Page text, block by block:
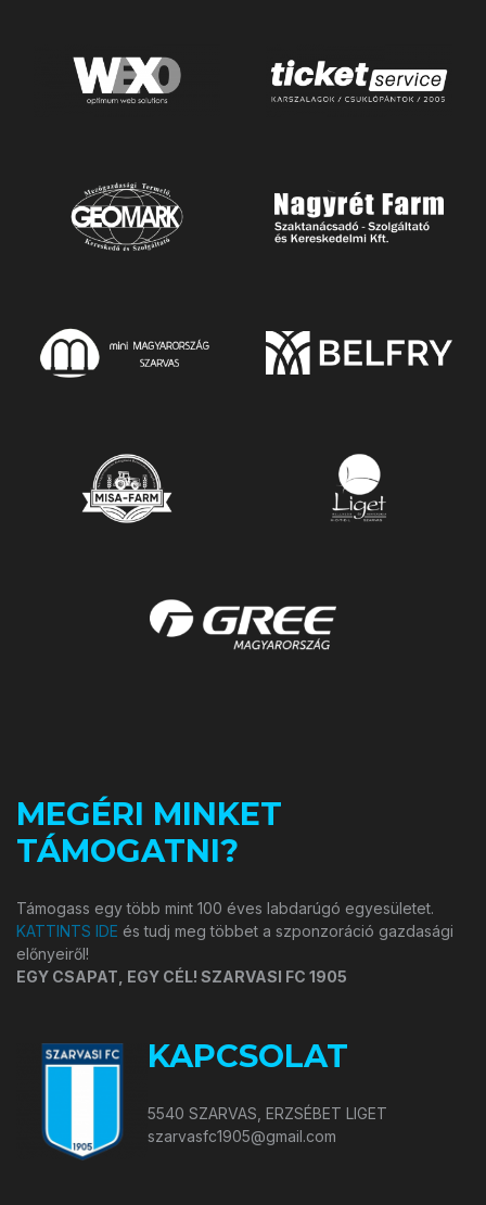
MEGÉRI MINKET
TÁMOGATNI?
Támogass egy több mint 100 éves labdarúgó egyesületet.
KATTINTS IDE és tudj meg többet a szponzoráció gazdasági
előnyeiről!
EGY CSAPAT, EGY CÉL! SZARVASI FC 1905
KAPCSOLAT
5540 SZARVAS, ERZSÉBET LIGET
szarvasfc1905@gmail.com